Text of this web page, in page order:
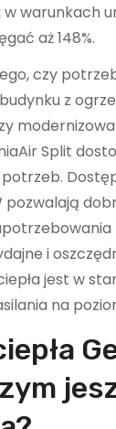
w warunkach
aż 148%.
czy
z
Split
pozwalają
i
jest w
na